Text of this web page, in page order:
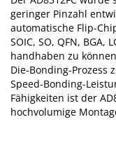
Flip Chip
Bonden
Soft Solder
geringer Pinzahl
automatische Flip-
SOIC, SO, QFN,
handhaben zu
Die-Bonding-Prozess
Speed-Bonding-
Fähigkeiten ist der
hochvolumige